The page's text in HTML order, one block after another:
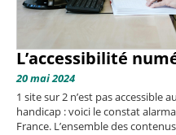
L’accessibilité
20 mai 2024
1 site sur 2 n’est pas accessible
handicap : voici le constat
France. L’ensemble des